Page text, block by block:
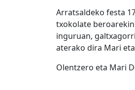
Arratsaldeko festa
txokolate
inguruan,
aterako dira Mari
Olentzero eta Mari